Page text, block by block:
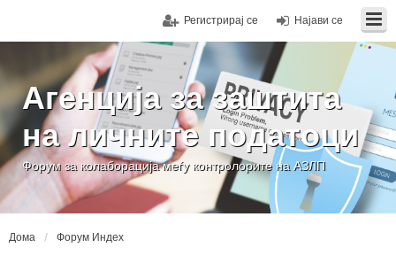
Најави се
Регистрирај се
Агенција за заштита
на личните податоци
Форум за колаборација меѓу контролорите на АЗЛП
Дома Форум Индех